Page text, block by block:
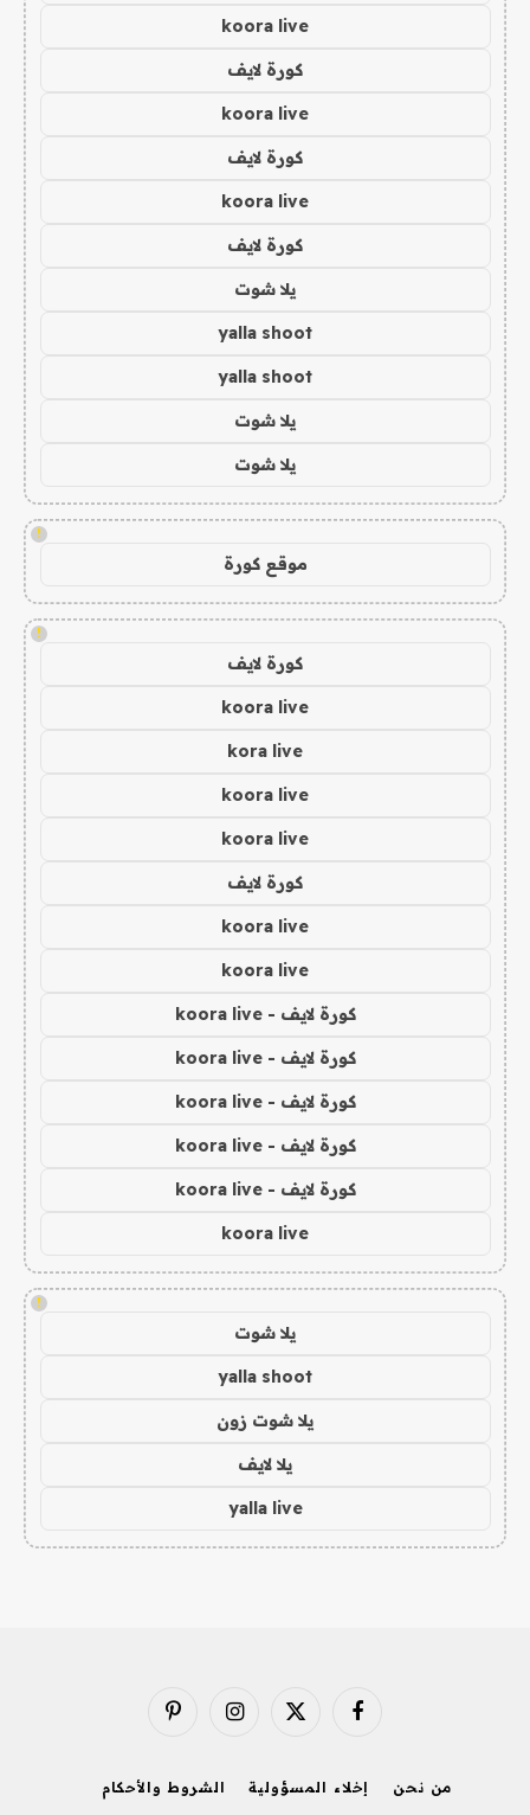
koora live
كورة لايف
koora live
كورة لايف
koora live
كورة لايف
يلا شوت
yalla shoot
yalla shoot
يلا شوت
يلا شوت
!
موقع كورة
!
كورة لايف
koora live
kora live
koora live
koora live
كورة لايف
koora live
koora live
كورة لايف - koora live
كورة لايف - koora live
كورة لايف - koora live
كورة لايف - koora live
كورة لايف - koora live
koora live
!
يلا شوت
yalla shoot
يلا شوت زون
يلا لايف
yalla live
فيسبوك X
الانستغرامبينتيريست
من نحن إخلاء المسؤولية
الشروط والأحكام